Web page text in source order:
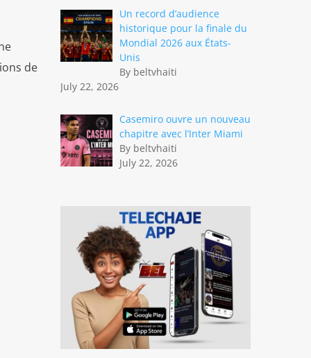
de
Un record d’audience
historique pour la finale du
Mondial 2026 aux États-
Unis
By beltvhaiti
July 22, 2026
Casemiro ouvre un nouveau
chapitre avec l’Inter Miami
By beltvhaiti
July 22, 2026